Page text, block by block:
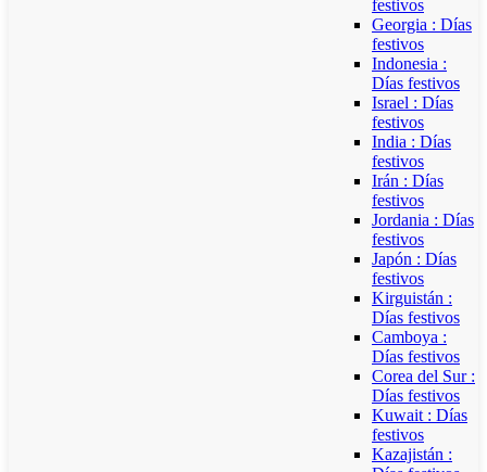
festivos
Georgia : Días
festivos
Indonesia :
Días festivos
Israel : Días
festivos
India : Días
festivos
Irán : Días
festivos
Jordania : Días
festivos
Japón : Días
festivos
Kirguistán :
Días festivos
Camboya :
Días festivos
Corea del Sur :
Días festivos
Kuwait : Días
festivos
Kazajistán :